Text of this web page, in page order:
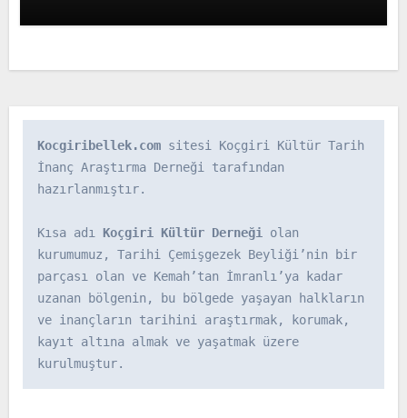
Kocgiribellek.com sitesi Koçgiri Kültür Tarih
İnanç Araştırma Derneği tarafından
hazırlanmıştır.
Kısa adı Koçgiri Kültür Derneği olan
kurumumuz, Tarihi Çemişgezek Beyliği’nin bir
parçası olan ve Kemah’tan İmranlı’ya kadar
uzanan bölgenin, bu bölgede yaşayan halkların
ve inançların tarihini araştırmak, korumak,
kayıt altına almak ve yaşatmak üzere
kurulmuştur.